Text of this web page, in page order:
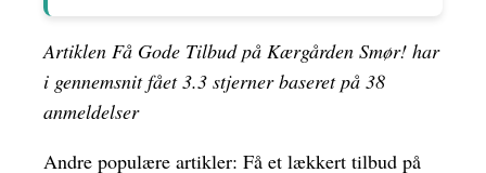
Artiklen Få Gode Tilbud på Kærgården Smør! har
i gennemsnit fået3.3 stjerner baseret på 38
anmeldelser
Andre populære artikler: Få et lækkert tilbud på